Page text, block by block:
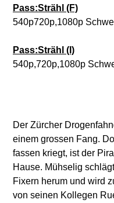
Pass:Strähl (F)
540p720p,1080p
Pass:Strähl (I)
540p,720p,1080p
Der Zürcher
einem grossen Fang.
fassen kriegt, ist der
Hause. Mühselig
Fixern herum und wird
von seinen Kollegen